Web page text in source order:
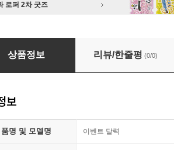
로퍼 2차 굿즈
세상의 모든 이벤트 달력 소중한 친구
상품정보 리뷰/한줄평 (0/0)
보
품명 및 모델명 이벤트 달력